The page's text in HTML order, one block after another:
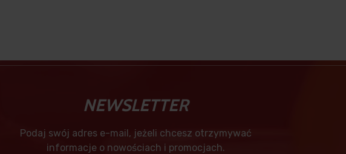
NEWSLETTER
Podaj swój adres e-mail, jeżeli chcesz otrzymywać
informacje o nowościach i promocjach.